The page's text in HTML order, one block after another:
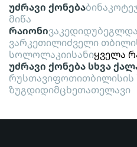
უძრავი ქონებაბინა
მიწა
რაიონივაკედიდუბე
ვარკეთილიძველი
სოლოლაკიისანიყველა
უძრავი ქონება სხვა
რუსთავიფოთითბილისის
ზუგდიდიმცხეთათელავი